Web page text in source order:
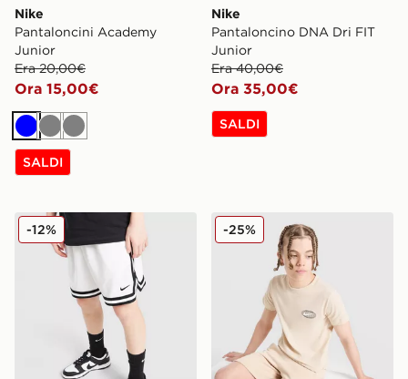
Nike
Pantaloncini Academy
Junior
Era 20,00€
Ora 15,00€
BluGrigioGrigio
SALDI
Nike
Pantaloncino DNA Dri FIT
Junior
Era 40,00€
Ora 35,00€
SALDI
Nike Pantaloncino Dri-FIT DNA Junior
-12% Nike Pantaloncino World
-25%